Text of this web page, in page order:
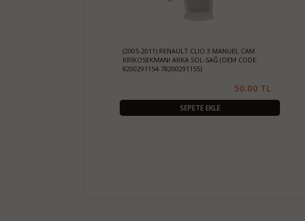
(2005-2011) RENAULT CLİO 3 MANUEL CAM
KRİKOSEKMANI ARKA SOL-SAĞ (OEM CODE:
8200291154-78200291155)
50.00 TL
SEPETE EKLE